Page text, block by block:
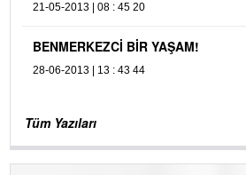
21-05-2013 | 08 : 45 20
BENMERKEZCİ BİR YAŞAM!
28-06-2013 | 13 : 43 44
Tüm Yazıları